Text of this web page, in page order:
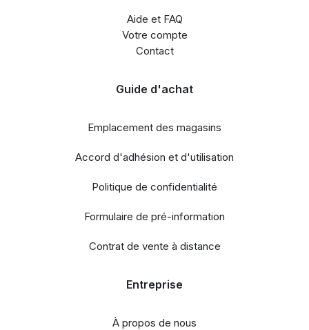
Aide et FAQ
Votre compte
Contact
Guide d'achat
Emplacement des magasins
Accord d'adhésion et d'utilisation
Politique de confidentialité
Formulaire de pré-information
Contrat de vente à distance
Entreprise
À propos de nous